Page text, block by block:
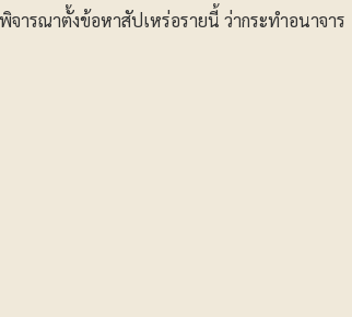
รณาตั้งข้อหาสัปเหร่อรายนี้ ว่ากระทำอนาจาร